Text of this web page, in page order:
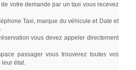
votre demande par un taxi vous recevez
Taxi, marque du véhicule et Date et
vous devez appeler directement
passager vous trouverez toutes vos
leur état.